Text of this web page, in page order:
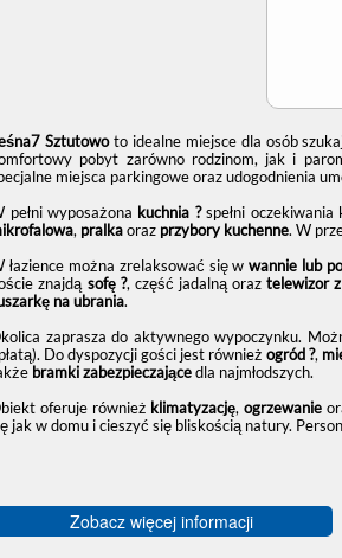
Sztutowoto idealne miejsce dla osób
pobyt zarówno rodzinom, jak i
miejsca parkingowe oraz udogodnienia
pełni wyposażona kuchnia ?spełni oczekiwania
, pralkaoraz przybory kuchenne. W
łazience można zrelaksować się wwannie lub
znajdą sofę ?️, część jadalną oraztelewizor
na ubrania.
zaprasza do aktywnego wypoczynku.
Do dyspozycji gości jest równieżogród ?,
bramki zabezpieczającedla najmłodszych.
oferuje również klimatyzację,ogrzewanie
jak w domu i cieszyć się bliskością natury.
Zobacz więcej informacji